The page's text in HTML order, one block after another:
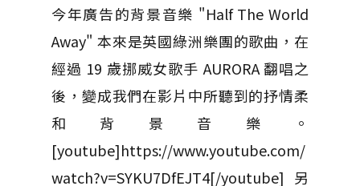
今年廣告的背景音樂 "Half The World
Away" 本來是英國綠洲樂團的歌曲，在
經過 19 歲挪威女歌手 AURORA 翻唱之
後，變成我們在影片中所聽到的抒情柔
和背景音樂。
[youtube]https://www.youtube.com/
watch?v=SYKU7DfEJT4[/youtube] 另